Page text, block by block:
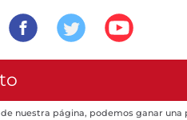
nuestra página, podemos ganar una